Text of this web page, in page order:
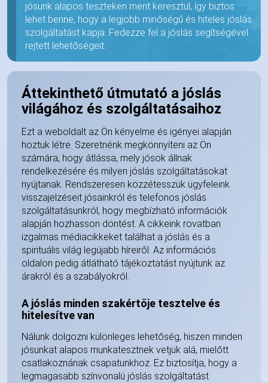
jósunk alapos teszteken ment keresztül, így biztos
lehet benne, hogy a legjobb minőségű és hiteles jóslás
szolgáltatást kapja. Fedezze fel a jóslás segítségével
rejtett lehetőségeit.
Áttekinthető útmutató a jóslás
világához és szolgáltatásaihoz
Ezt a weboldalt az Ön kényelme és igényei alapján
hoztuk létre. Szeretnénk megkönnyíteni az Ön
számára, hogy átlássa, mely jósok állnak
rendelkezésére és milyen jóslás szolgáltatásokat
nyújtanak. Rendszeresen közzétesszük ügyfeleink
visszajelzéseit jósainkról és telefonos jóslás
szolgáltatásunkról, hogy megbízható információk
alapján hozhasson döntést. A cikkeink rovatban
izgalmas médiacikkeket találhat a jóslás és a
spirituális világ legújabb híreiről. Az információs
oldalon pedig átlátható tájékoztatást nyújtunk az
árakról és a szabályokról.
A jóslás minden szakértője tesztelve és
hitelesítve van
Nálunk dolgozni különleges lehetőség, hiszen minden
jósunkat alapos munkatesztnek vetjük alá, mielőtt
csatlakoznának csapatunkhoz. Ez biztosítja, hogy a
legmagasabb színvonalú jóslás szolgáltatást